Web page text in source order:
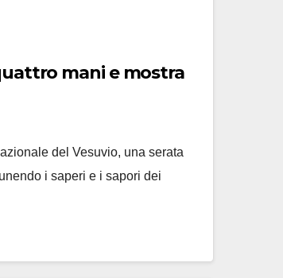
mani e mostra
del Vesuvio, una serata
i saperi e i sapori dei